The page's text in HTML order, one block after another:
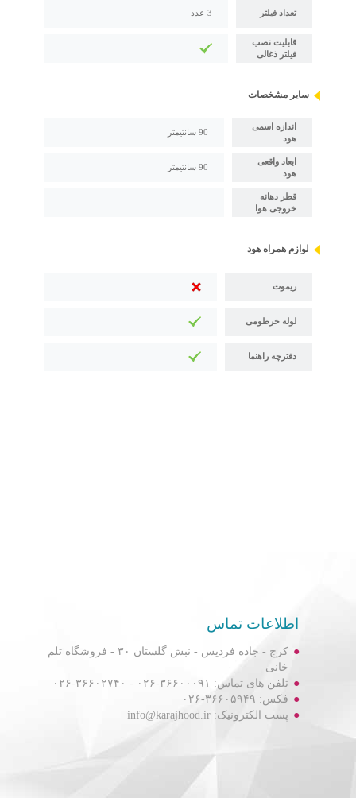
تعداد فیلتر 3 عدد
قابلیت نصب
فیلتر ذغالی
سایر مشخصات
اندازه اسمی
هود
90 سانتیمتر
ابعاد واقعی
هود
90 سانتیمتر
قطر دهانه
خروجی هوا
لوازم همراه هود
ریموت
لوله خرطومی
دفترچه راهنما
اطلاعات تماس
کرج - جاده فردیس - نبش گلستان ۳۰ - فروشگاه تلم
خانی
تلفن های تماس: ۳۶۶۰۰۰۹۱-۰۲۶ - ۳۶۶۰۲۷۴۰-۰۲۶
فکس: ۳۶۶۰۵۹۴۹-۰۲۶
پست الکترونیک: info@karajhood.ir